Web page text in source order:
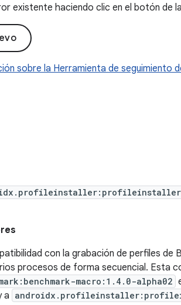
existente haciendo clic en el botón de
sobre la Herramienta de seguimiento
con la grabación de perfiles de
procesos de forma secuencial. Esta
macro:1.4.0-alpha02
a